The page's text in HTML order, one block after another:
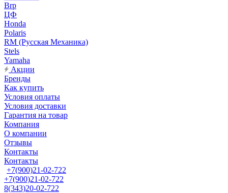
Brp
ЦФ
Honda
Polaris
RM (Русская Механика)
Stels
Yamaha
Акции
Бренды
Как купить
Условия оплаты
Условия доставки
Гарантия на товар
Компания
О компании
Отзывы
Контакты
Контакты
+7(900)21-02-722
+7(900)21-02-722
8(343)20-02-722